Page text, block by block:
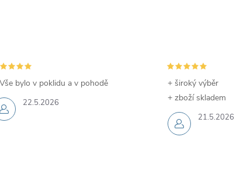
22.5.2026
bylo v poklidu a v pohodě
21.5.2026
+ široký výběr
+ zboží skladem